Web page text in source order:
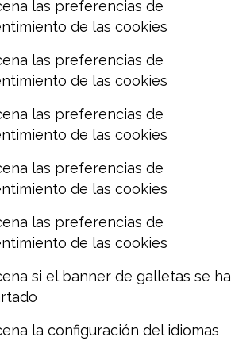
las preferencias de
de las cookies
las preferencias de
de las cookies
las preferencias de
de las cookies
las preferencias de
de las cookies
las preferencias de
de las cookies
si el banner de galletas se ha
la configuración del idiomas